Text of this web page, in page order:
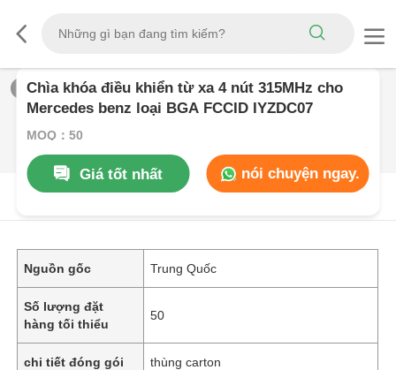
/0
Chìa khóa điều khiển từ xa 4 nút 315MHz cho
Mercedes benz loại BGA FCCID IYZDC07
MOQ：50
Giá tốt nhất
nói chuyện ngay.
Mô Tả SảN PHẩM
Nguồn gốc Trung Quốc
Số lượng đặt
hàng tối thiểu
50
chi tiết đóng gói thùng carton